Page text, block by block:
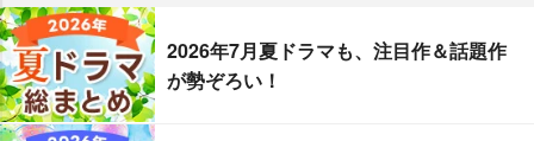
2026年7月夏ドラマも、注目作＆話題作
が勢ぞろい！